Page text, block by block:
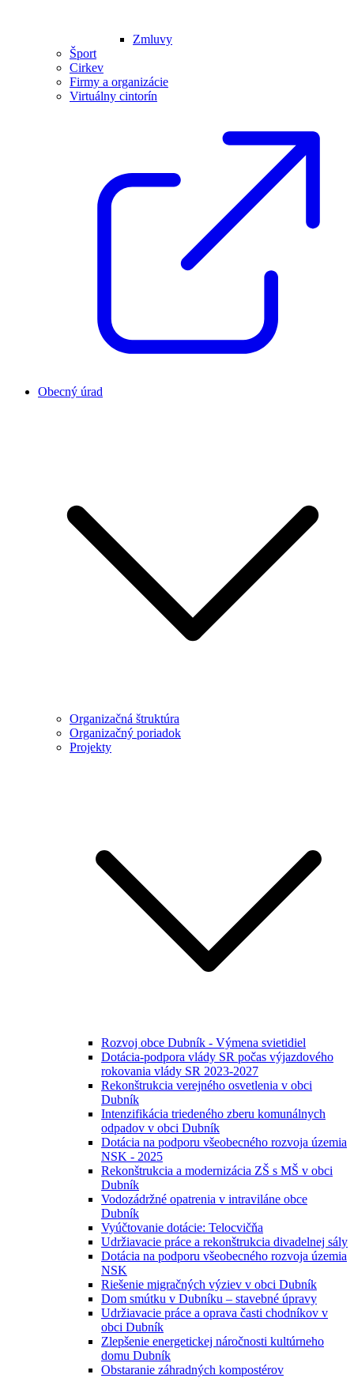
Zmluvy
Šport
Cirkev
Firmy a organizácie
Virtuálny cintorín
Obecný úrad
Organizačná štruktúra
Organizačný poriadok
Projekty
Rozvoj obce Dubník - Výmena svietidiel
Dotácia-podpora vlády SR počas výjazdového
rokovania vlády SR 2023-2027
Rekonštrukcia verejného osvetlenia v obci
Dubník
Intenzifikácia triedeného zberu komunálnych
odpadov v obci Dubník
Dotácia na podporu všeobecného rozvoja územia
NSK - 2025
Rekonštrukcia a modernizácia ZŠ s MŠ v obci
Dubník
Vodozádržné opatrenia v intraviláne obce
Dubník
Vyúčtovanie dotácie: Telocvičňa
Udržiavacie práce a rekonštrukcia divadelnej sály
Dotácia na podporu všeobecného rozvoja územia
NSK
Riešenie migračných výziev v obci Dubník
Dom smútku v Dubníku – stavebné úpravy
Udržiavacie práce a oprava časti chodníkov v
obci Dubník
Zlepšenie energetickej náročnosti kultúrneho
domu Dubník
Obstaranie záhradných kompostérov